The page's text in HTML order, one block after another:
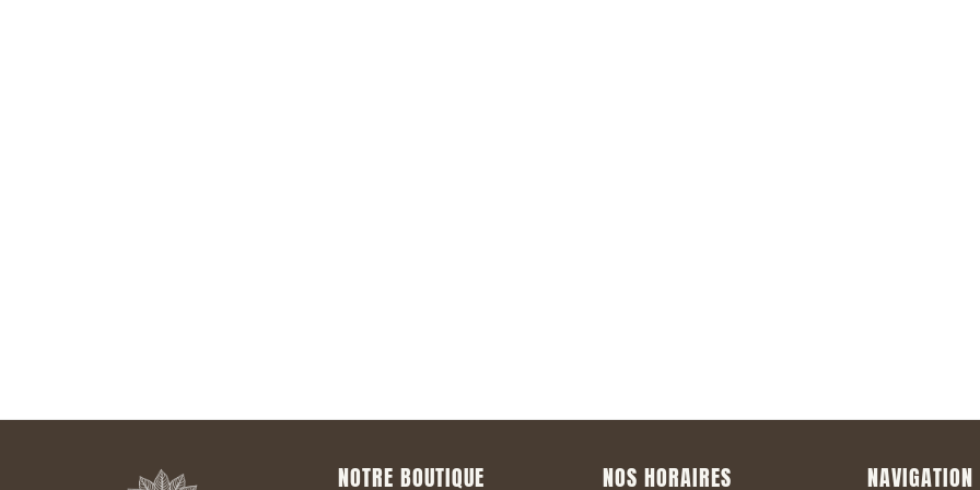
NOTRE BOUTIQUE NOS HORAIRES NAVIGATION